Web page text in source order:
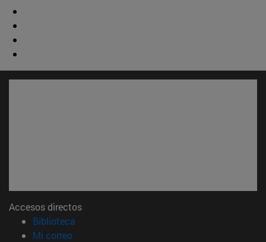
Accesos directos
Biblioteca
Mi correo(abre en nueva ventana)